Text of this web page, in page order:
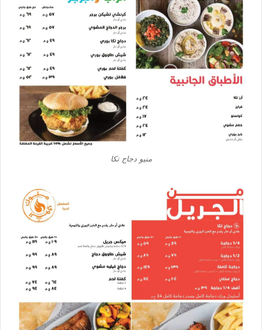
منيو دجاج تكا